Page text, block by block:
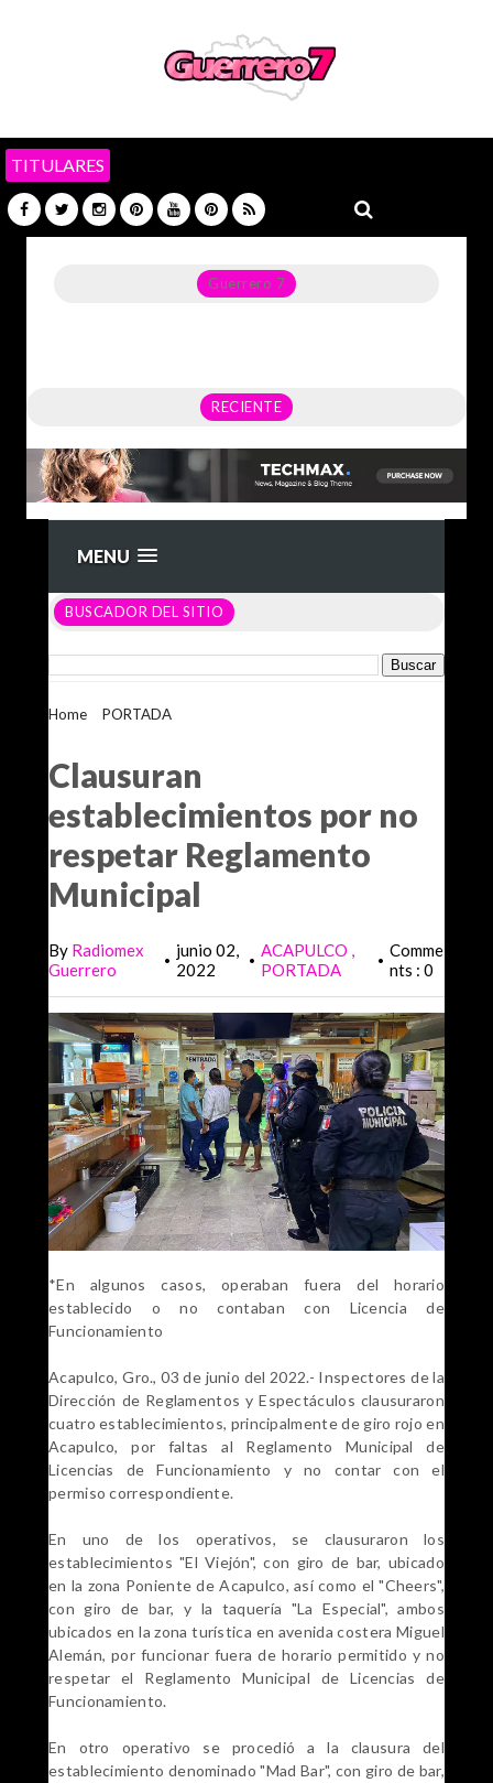
TITULARES
Guerrero 7
RECIENTE
MENU
BUSCADOR DEL SITIO
Home PORTADA
Clausuran
establecimientos por no
respetar Reglamento
Municipal
By Radiomex
Guerrero
• junio 02,
2022
• ACAPULCO
PORTADA
• Comme
nts : 0
*En algunos casos, operaban fuera del horario
establecido o no contaban con Licencia de
Funcionamiento
Acapulco, Gro., 03 de junio del 2022.- Inspectores de la
Dirección de Reglamentos y Espectáculos clausuraron
cuatro establecimientos, principalmente de giro rojo en
Acapulco, por faltas al Reglamento Municipal de
Licencias de Funcionamiento y no contar con el
permiso correspondiente.
En uno de los operativos, se clausuraron los
establecimientos "El Viejón", con giro de bar, ubicado
en la zona Poniente de Acapulco, así como el "Cheers",
con giro de bar, y la taquería "La Especial", ambos
ubicados en la zona turística en avenida costera Miguel
Alemán, por funcionar fuera de horario permitido y no
respetar el Reglamento Municipal de Licencias de
Funcionamiento.
En otro operativo se procedió a la clausura del
establecimiento denominado "Mad Bar", con giro de bar,